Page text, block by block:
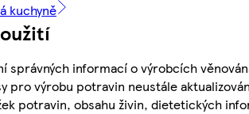
kuchyně
správných informací o výrobcích
pro výrobu potravin neustále
potravin, obsahu živin, dietetických